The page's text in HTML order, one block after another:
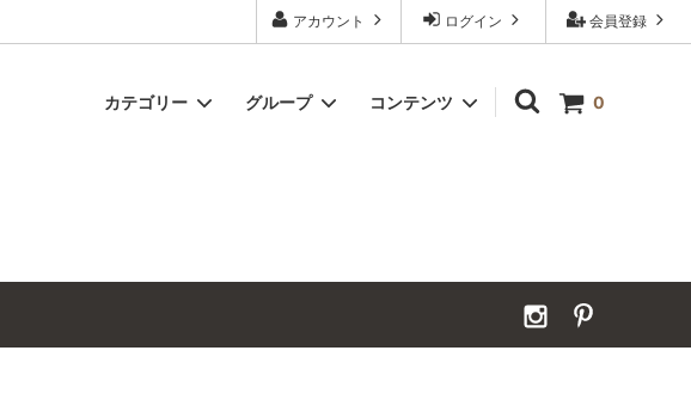
会員登録
ログイン
アカウント
0
カテゴリー グループ コンテンツ